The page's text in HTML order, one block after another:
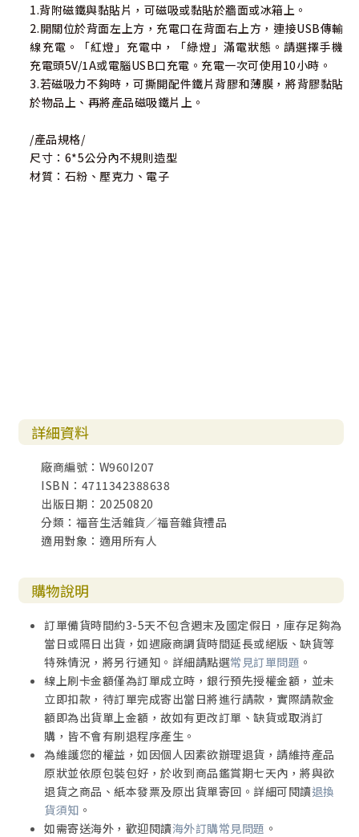
1.背附磁鐵與黏貼片，可磁吸或黏貼於牆面或冰箱上。
2.開關位於背面左上方，充電口在背面右上方，連接USB傳輸
線充電。「紅燈」充電中，「綠燈」滿電狀態。請選擇手機
充電頭5V/1A或電腦USB口充電。充電一次可使用10小時。
3.若磁吸力不夠時，可撕開配件鐵片背膠和薄膜，將背膠黏貼
於物品上、再將產品磁吸鐵片上。
/產品規格/
尺寸：6*5公分內不規則造型
材質：石粉、壓克力、電子
詳細資料
廠商編號：W960I207
ISBN：4711342388638
出版日期：20250820
分類：福音生活雜貨／福音雜貨禮品
適用對象：適用所有人
購物說明
訂單備貨時間約3-5天不包含週末及國定假日，庫存足夠為
當日或隔日出貨，如遇廠商調貨時間延長或絕版、缺貨等
特殊情況，將另行通知。詳細請點選常見訂單問題 。
線上刷卡金額僅為訂單成立時，銀行預先授權金額，並未
立即扣款，待訂單完成寄出當日將進行請款，實際請款金
額即為出貨單上金額，故如有更改訂單、缺貨或取消訂
購，皆不會有刷退程序產生。
為維護您的權益，如因個人因素欲辦理退貨，請維持產品
原狀並依原包裝包好，於收到商品鑑賞期七天內，將與欲
退貨之商品、紙本發票及原出貨單寄回。詳細可閱讀退換
貨須知 。
如需寄送海外，歡迎閱讀海外訂購常見問題 。